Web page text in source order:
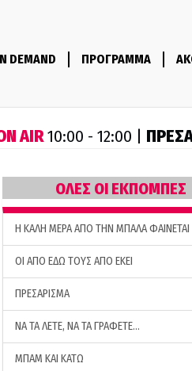
DEMAND ΠΡΟΓΡΑΜΜΑ
AIR10:00 - 12:00 |
ΟΛΕΣ ΟΙ ΕΚΠΟΜΠΕΣ
H ΚΑΛΗ ΜΕΡΑ ΑΠΟ ΤΗΝ ΜΠΑΛΑ ΦΑΙΝΕΤΑΙ
ΟΙ ΑΠΟ ΕΔΩ ΤΟΥΣ ΑΠΟ ΕΚΕΙ
ΠΡΕΣΑΡΙΣΜΑ
ΝΑ ΤΑ ΛΕΤΕ, ΝΑ ΤΑ ΓΡΑΦΕΤΕ…
ΜΠΑΜ ΚΑΙ ΚΑΤΩ